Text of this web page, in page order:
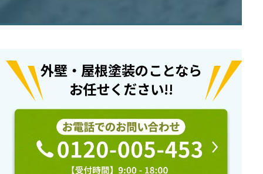
外壁・屋根塗装のことなら
お任せください!!